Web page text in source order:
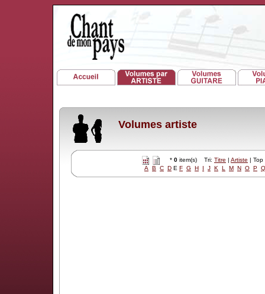
Volumes artiste
* 0 item(s) Tri: Titre | Artiste |
A
B C D E F G H I J K L M N O P Q